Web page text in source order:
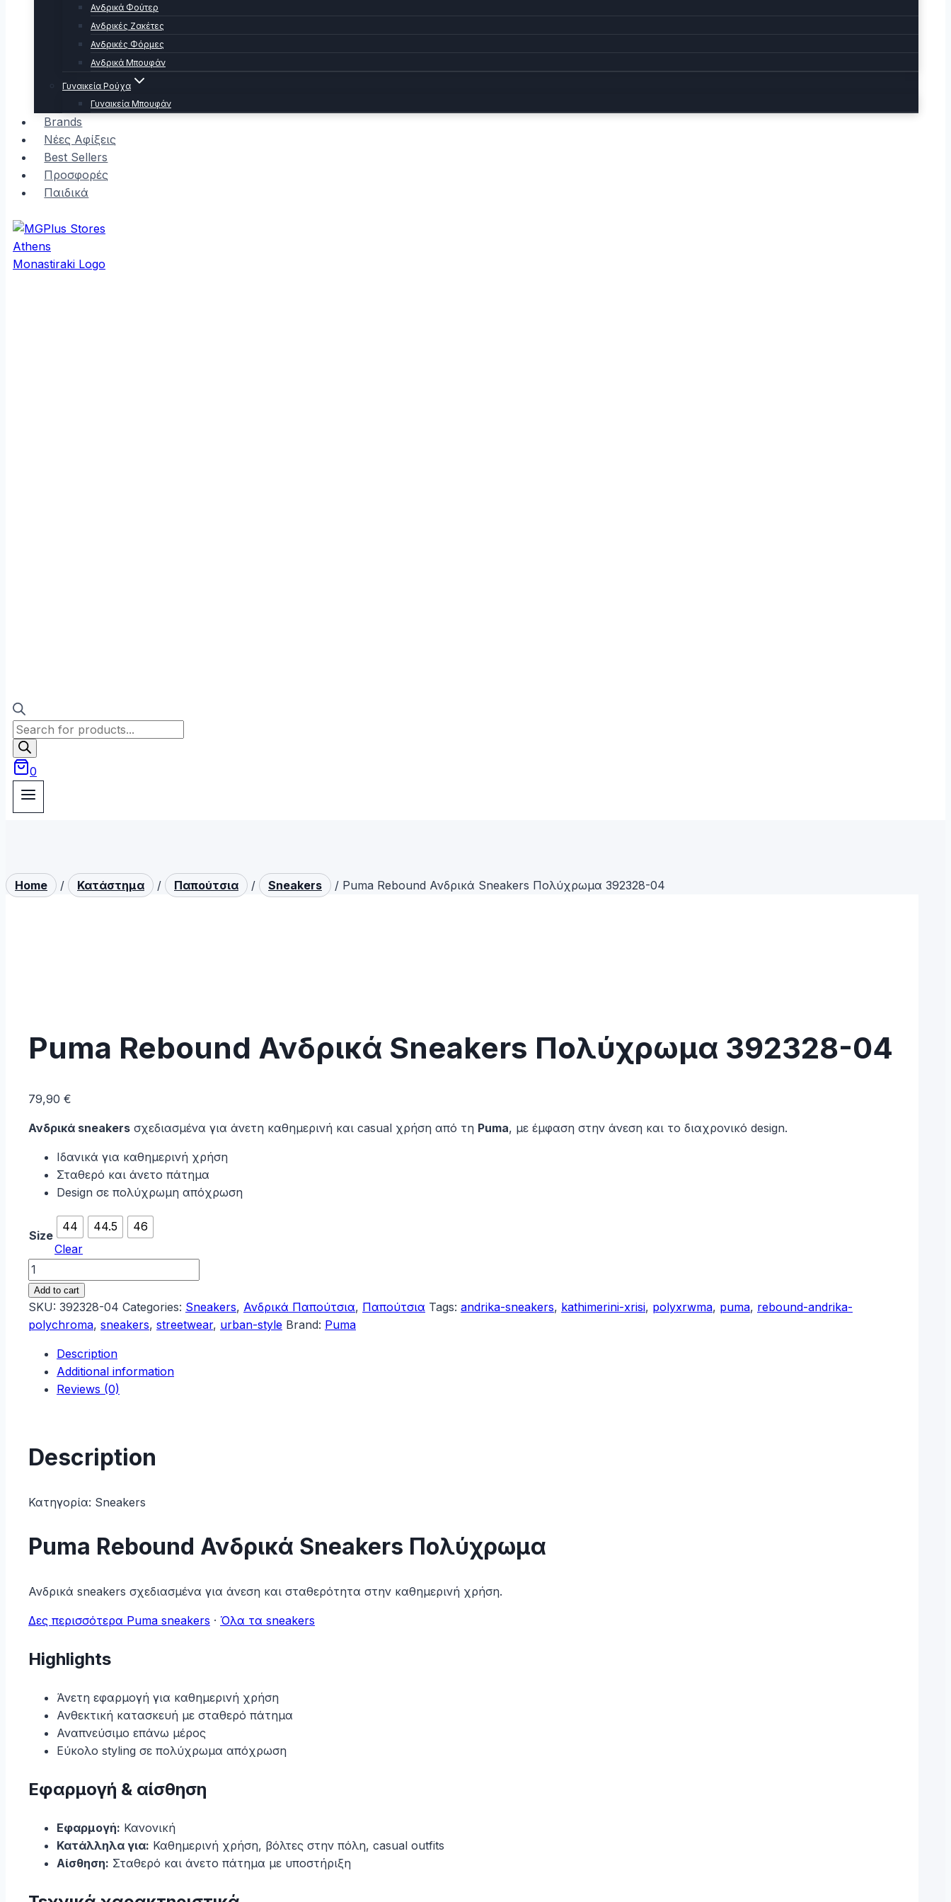
Ανδρικά Φούτερ
Ανδρικές Ζακέτες
Ανδρικές Φόρμες
Ανδρικά Μπουφάν
Γυναικεία Ρούχα
Γυναικεία Μπουφάν
Brands
Νέες Αφίξεις
Best Sellers
Προσφορές
Παιδικά
Products
search
0
Home / Κατάστημα / Παπούτσια / Sneakers / Puma Rebound Ανδρικά Sneakers Πολύχρωμα 392328-04
Puma Rebound Ανδρικά Sneakers Πολύχρωμα 392328-04
79,90 €
Ανδρικά sneakers σχεδιασμένα για άνετη καθημερινή και casual χρήση από τη Puma, με έμφαση στην άνεση και το διαχρονικό design.
Ιδανικά για καθημερινή χρήση
Σταθερό και άνετο πάτημα
Design σε πολύχρωμη απόχρωση
Size
44 44.5
46
Clear
Puma
Rebound
Ανδρικά
Sneakers
392328-
quantity
Add to cart
SKU: 392328-04 Categories: Sneakers, Ανδρικά Παπούτσια, Παπούτσια Tags: andrika-sneakers, kathimerini-xrisi, polyxrwma, puma, rebound-andrika-
polychroma, sneakers, streetwear, urban-style Brand: Puma
Description
Additional information
Reviews (0)
Description
Κατηγορία: Sneakers
Puma Rebound Ανδρικά Sneakers Πολύχρωμα
Ανδρικά sneakers σχεδιασμένα για άνεση και σταθερότητα στην καθημερινή χρήση.
Δες περισσότερα Puma sneakers · Όλα τα sneakers
Highlights
Άνετη εφαρμογή για καθημερινή χρήση
Ανθεκτική κατασκευή με σταθερό πάτημα
Αναπνεύσιμο επάνω μέρος
Εύκολο styling σε πολύχρωμα απόχρωση
Εφαρμογή & αίσθηση
Εφαρμογή: Κανονική
Κατάλληλα για: Καθημερινή χρήση, βόλτες στην πόλη, casual outfits
Αίσθηση: Σταθερό και άνετο πάτημα με υποστήριξη